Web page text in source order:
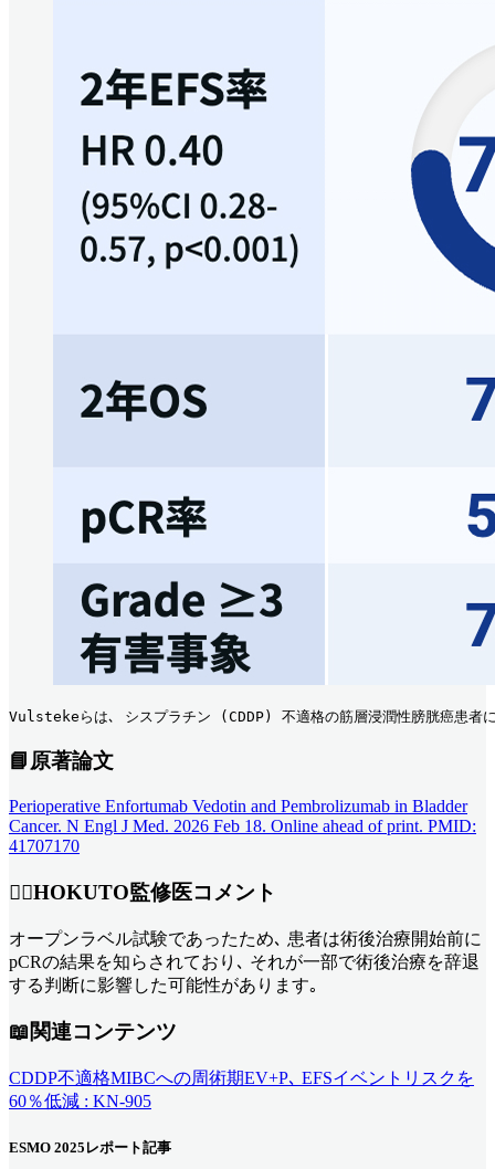
Vulstekeらは､ シスプラチン (CDDP) 不適格の筋層浸潤性膀胱癌患者
📘原著論文
Perioperative Enfortumab Vedotin and Pembrolizumab in Bladder
Cancer. N Engl J Med. 2026 Feb 18. Online ahead of print. PMID:
41707170
👨‍⚕️HOKUTO監修医コメント
オープンラベル試験であったため､ 患者は術後治療開始前に
pCRの結果を知らされており､ それが一部で術後治療を辞退
する判断に影響した可能性があります｡
📖関連コンテンツ
CDDP不適格MIBCへの周術期EV+P､ EFSイベントリスクを
60％低減 : KN-905
ESMO 2025レポート記事